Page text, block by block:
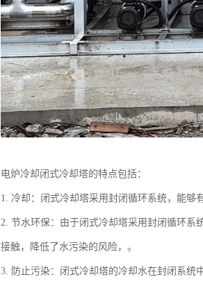
电炉冷却闭式冷却塔的特点包括：
1. 冷却：闭式冷却塔采用封闭循环系统，能够
2. 节水环保：由于闭式冷却塔采用封闭循环系
接触，降低了水污染的风险，。
3. 防止污染：闭式冷却塔的冷却水在封闭系统